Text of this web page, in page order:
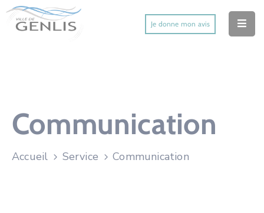
Je donne mon avis
Mes Services Utiles
Mes Activités
Communication
Accueil Service Communication